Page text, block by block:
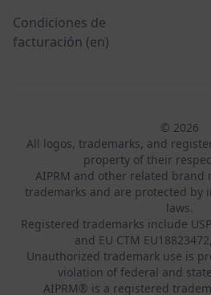
Condiciones de
facturación (en)
© 2026
All logos, trademarks, and
property of their
AIPRM and other related brand
trademarks and are protected by
laws.
Registered trademarks include
and EU CTM
Unauthorized trademark use is
violation of federal and
AIPRM® is a registered